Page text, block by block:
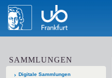
SAMMLUNGEN
Digitale Sammlungen